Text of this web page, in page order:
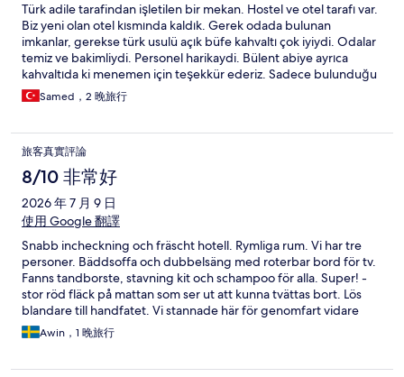
Türk adile tarafindan işletilen bir mekan. Hostel ve otel tarafı var.
Biz yeni olan otel kısmında kaldık. Gerek odada bulunan
imkanlar, gerekse türk usulü açık büfe kahvaltı çok iyiydi. Odalar
temiz ve bakimliydi. Personel harikaydi. Bülent abiye ayrıca
kahvaltıda ki menemen için teşekkür ederiz. Sadece bulunduğu
konum biraz tenha gibiydi ama oralarda normal sanırım. 15
dakikaya merkeze giden metroya geçebiliyorsunuz. Ücretsiz
otel budur.
Samed，2 晚旅行
旅客真實評論
8/10 非常好
2026 年 7 月 9 日
使用 Google 翻譯
Snabb incheckning och fräscht hotell. Rymliga rum. Vi har tre
personer. Bäddsoffa och dubbelsäng med roterbar bord för tv.
Fanns tandborste, stavning kit och schampoo för alla. Super! -
stor röd fläck på mattan som ser ut att kunna tvättas bort. Lös
blandare till handfatet. Vi stannade här för genomfart vidare
norrut mot Leipzig, bra läge. Parkeringshus nerstängt pga
renovering men fanns parkering på gatan. OBS Går inte att köra
Awin，1 晚旅行